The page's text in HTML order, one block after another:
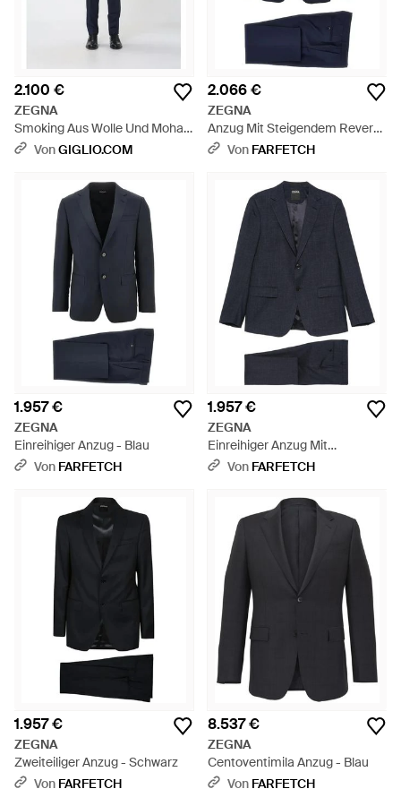
2.100 €
ZEGNA
Smoking Aus Wolle Und Mohair
- Blau
VonGIGLIO.COM
2.066 €
ZEGNA
Anzug Mit Steigendem Revers
- Blau
Von FARFETCH
1.957 €
ZEGNA
Einreihiger Anzug - Blau
Von FARFETCH
1.957 €
ZEGNA
Einreihiger Anzug Mit
Klappentasche - Blau
Von FARFETCH
1.957 €
ZEGNA
Zweiteiliger Anzug - Schwarz
Von FARFETCH
8.537 €
ZEGNA
Centoventimila Anzug - Blau
Von FARFETCH